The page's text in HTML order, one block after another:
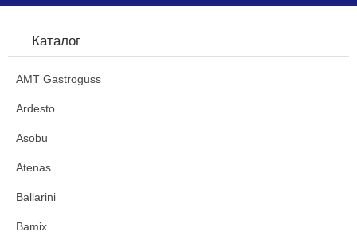
Каталог
AMT Gastroguss
Ardesto
Asobu
Atenas
Ballarini
Bamix